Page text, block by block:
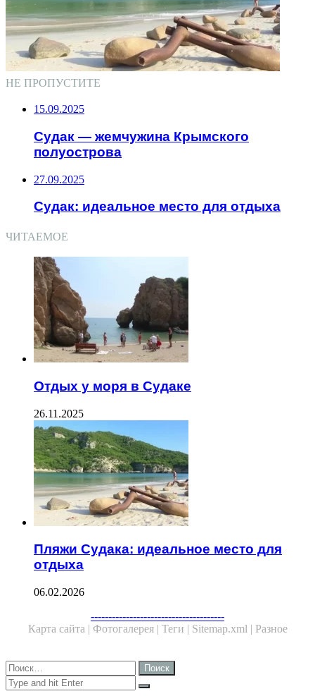
НЕ ПРОПУСТИТЕ
15.09.2025
Судак — жемчужина Крымского
полуострова
27.09.2025
Судак: идеальное место для отдыха
ЧИТАЕМОЕ
Отдых у моря в Судаке
26.11.2025
Пляжи Судака: идеальное место для
отдыха
06.02.2026
--------------------------------------
Карта сайта | Фотогалерея | Теги | Sitemap.xml | Разное
Close
Найти:
Close
Search